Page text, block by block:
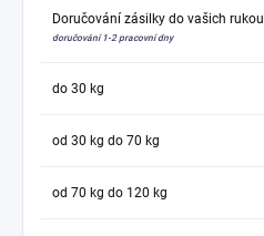
Doručování zásilky do vašich rukou
doručování 1-2 pracovní dny
do 30 kg
od 30 kg do 70 kg
od 70 kg do 120 kg